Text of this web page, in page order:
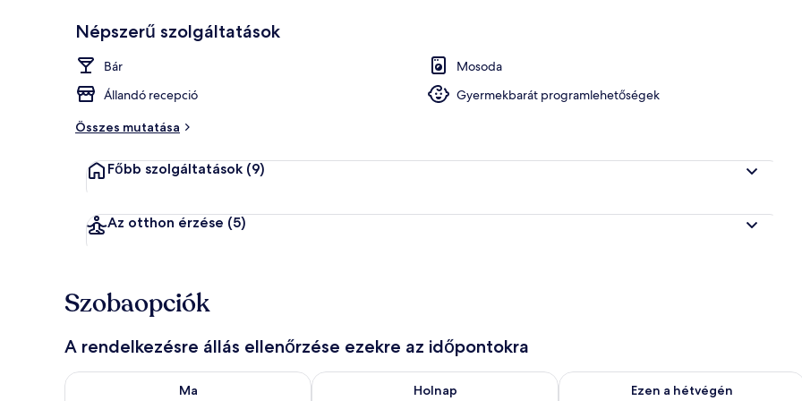
Népszerű szolgáltatások
Bár
Mosoda
Állandó recepció
Gyermekbarát programlehetőségek
Összes mutatása
Főbb szolgáltatások (9)
Az otthon érzése (5)
Szobaopciók
A rendelkezésre állás ellenőrzése ezekre az időpontokra
Ma
A ma esti rendelkezésre állás ellenőrzése: aug. 8 - aug. 9
Holnap
A holnapi rendelkezésre állás ellenőrzése: aug. 9 - aug. 10
Ezen a hétvégén
A mostani hétvégi rendelkezésre állás